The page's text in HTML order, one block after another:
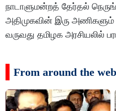
நாடாளுமன்றத் தேர்தல்
அதிமுகவின் இரு
வருவது தமிழக அரசியலில்
From around the web